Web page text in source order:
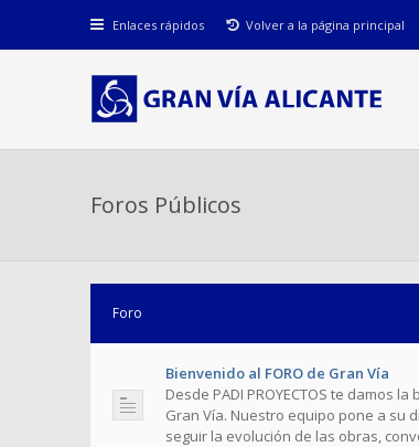
Enlaces rápidos Volver a la página principal
Foros Públicos
Foro
Bienvenido al FORO de Gran Vía
Desde PADI PROYECTOS te damos la
Gran Vía. Nuestro equipo pone a su
seguir la evolución​ ​de las obras,